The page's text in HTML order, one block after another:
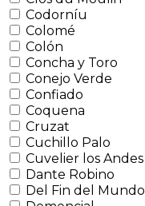
Codorníu
Colomé
Colón
Concha y Toro
Conejo Verde
Confiado
Coquena
Cruzat
Cuchillo Palo
Cuvelier los Andes
Dante Robino
Del Fin del Mundo